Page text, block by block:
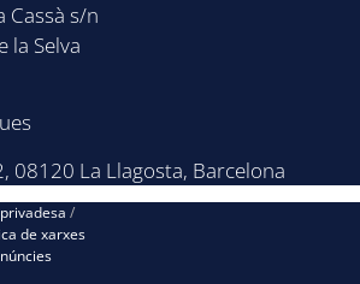
Cassà s/n
la Selva
08120 La Llagosta, Barcelona
/
de xarxes